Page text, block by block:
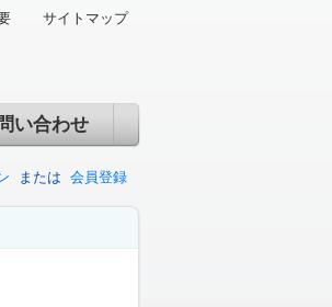
サイトマップ
い合わせ
または 会員登録